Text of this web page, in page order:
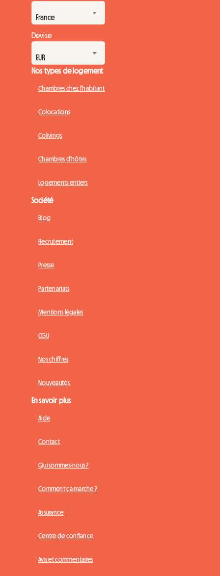
Devise
Nos types de logement
Chambres chez l'habitant
Colocations
Colivings
Chambres d'hôtes
Logements entiers
Société
Blog
Recrutement
Presse
Partenariats
Mentions légales
CGU
Nos chiffres
Nouveautés
En savoir plus
Aide
Contact
Qui sommes-nous ?
Comment ça marche ?
Assurance
Centre de confiance
Avis et commentaires